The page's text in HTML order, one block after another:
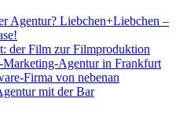
Agentur? Liebchen+Liebchen –
der Film zur Filmproduktion
Marketing-Agentur in Frankfurt
Firma von nebenan
mit der Bar